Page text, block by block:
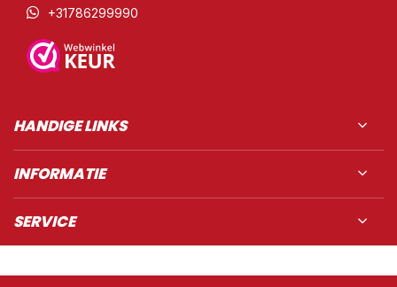
+31786299990
HANDIGE LINKS
INFORMATIE
SERVICE
© DAB scooters & Motoren B.V.